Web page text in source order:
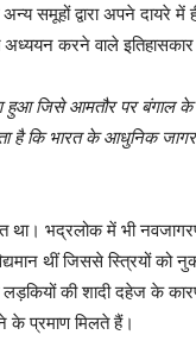
समूहों द्वारा अपने दायरे
अध्ययन करने वाले
हुआ जिसे आमतौर पर बंगाल
भारत के आधुनिक जागरण में
था। भद्रलोक में भी
थीं जिससे स्त्रियों को
की शादी दहेज के
के प्रमाण मिलते हैं।